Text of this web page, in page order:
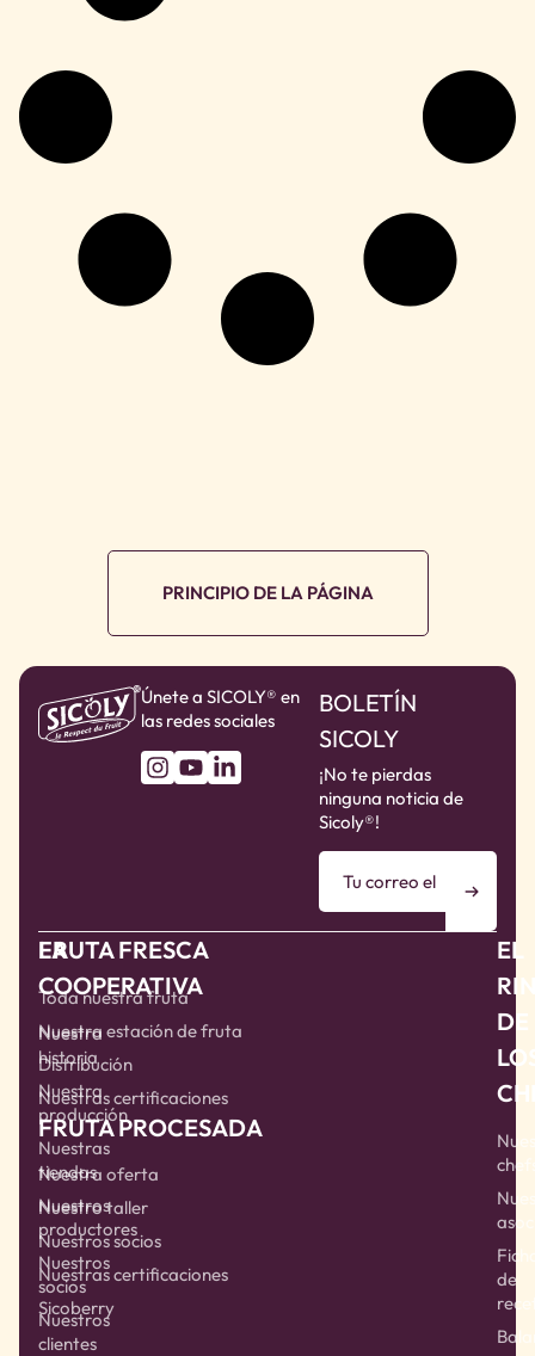
PRINCIPIO DE LA PÁGINA
Únete a SICOLY® en
las redes sociales
BOLETÍN
SICOLY
¡No te pierdas
ninguna noticia de
Sicoly®!
LA
COOPERATIVA
Nuestra
historia
Nuestra
producción
Nuestras
tiendas
Nuestros
productores
Nuestros
socios
Nuestros
clientes
FRUTA FRESCA
Toda nuestra fruta
Nuestra estación de fruta
Distribución
Nuestras certificaciones
FRUTA PROCESADA
Nuestra oferta
Nuestro taller
Nuestros socios
Nuestras certificaciones
Sicoberry
EL
DE
de